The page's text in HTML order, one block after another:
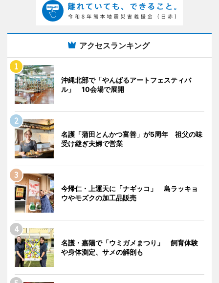
アクセスランキング
沖縄北部で「やんばるアートフェスティバ
ル」 10会場で展開
名護「蒲田とんかつ富善」が5周年 祖父の味
受け継ぎ夫婦で営業
今帰仁・上運天に「ナギッコ」 島ラッキョ
ウやモズクの加工品販売
名護・嘉陽で「ウミガメまつり」 飼育体験
や身体測定、サメの解剖も